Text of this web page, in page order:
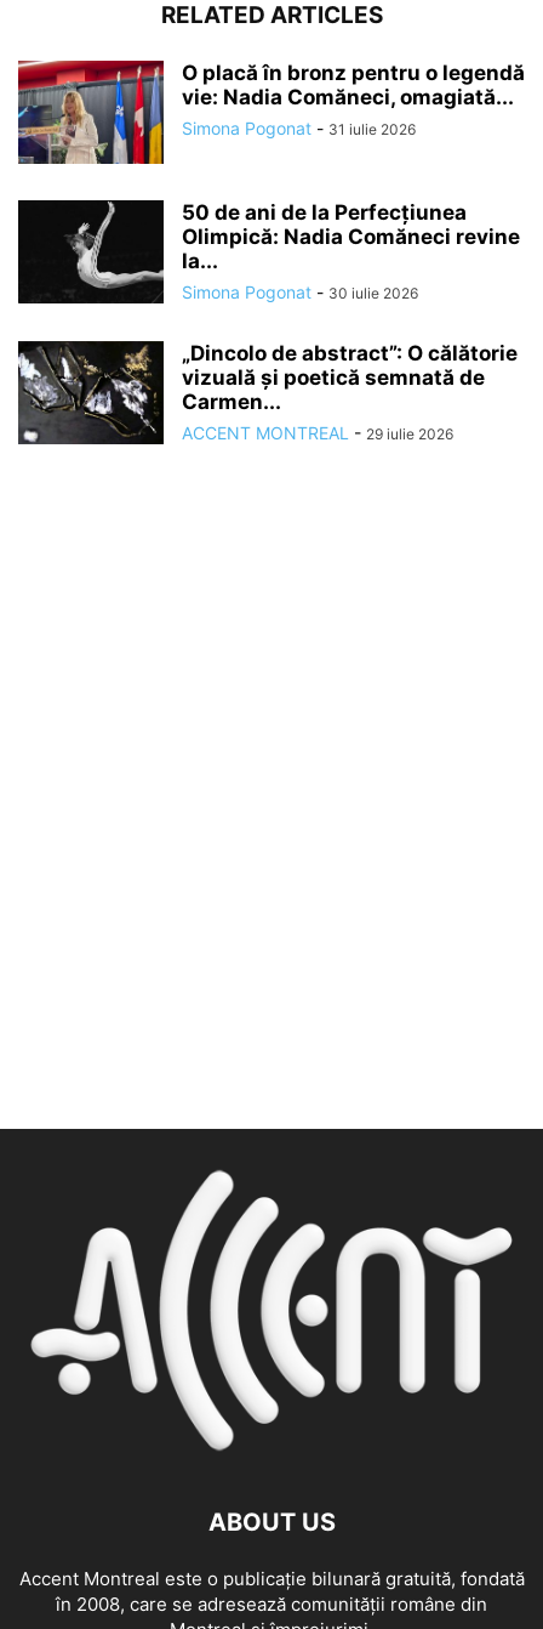
RELATED ARTICLES
O placă în bronz pentru o legendă
vie: Nadia Comăneci, omagiată...
Simona Pogonat - 31 iulie 2026
50 de ani de la Perfecțiunea
Olimpică: Nadia Comăneci revine
la...
Simona Pogonat - 30 iulie 2026
„Dincolo de abstract”: O călătorie
vizuală și poetică semnată de
Carmen...
ACCENT MONTREAL - 29 iulie 2026
ABOUT US
Accent Montreal este o publicație bilunară gratuită, fondată
în 2008, care se adresează comunităţii române din